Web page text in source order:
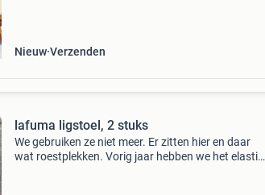
Nieuw Verzenden
lafuma ligstoel, 2 stuks
We gebruiken ze niet meer. Er zitten hier en daar
wat roestplekken. Vorig jaar hebben we het elastiek